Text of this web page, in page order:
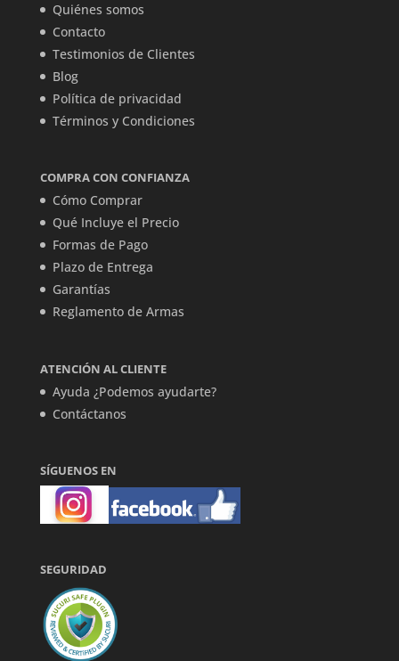
Quiénes somos
Contacto
Testimonios de Clientes
Blog
Política de privacidad
Términos y Condiciones
COMPRA CON CONFIANZA
Cómo Comprar
Qué Incluye el Precio
Formas de Pago
Plazo de Entrega
Garantías
Reglamento de Armas
ATENCIÓN AL CLIENTE
Ayuda ¿Podemos ayudarte?
Contáctanos
SÍGUENOS EN
SEGURIDAD